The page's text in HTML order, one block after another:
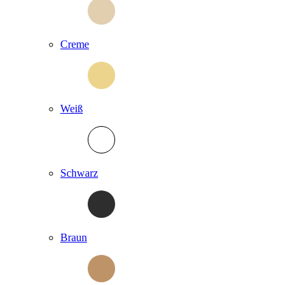
Creme
Weiß
Schwarz
Braun